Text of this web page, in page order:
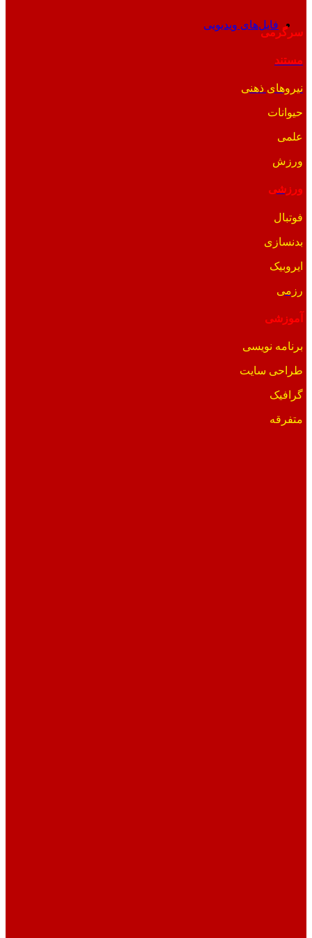
فایل‌های ویدیویی
سرگرمی
مستند
نیروهای ذهنی
حیوانات
علمی
ورزش
ورزشی
فوتبال
بدنسازی
ایروبیک
رزمی
آموزشی
برنامه نویسی
طراحی سایت
گرافیک
متفرقه